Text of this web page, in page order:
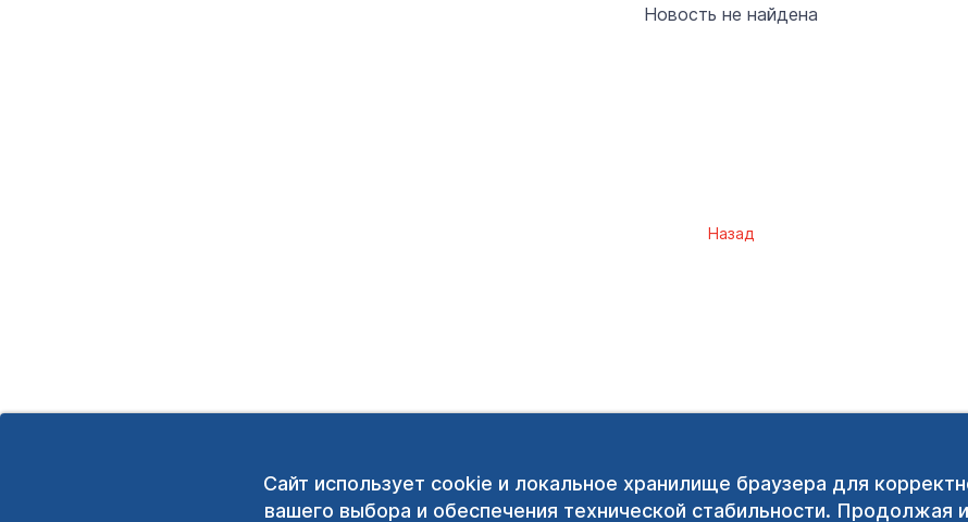
Сайт использует cookie и локальное хранилище браузера для
вашего выбора и обеспечения технической стабильности. Продолжая
Новость не найдена
Назад